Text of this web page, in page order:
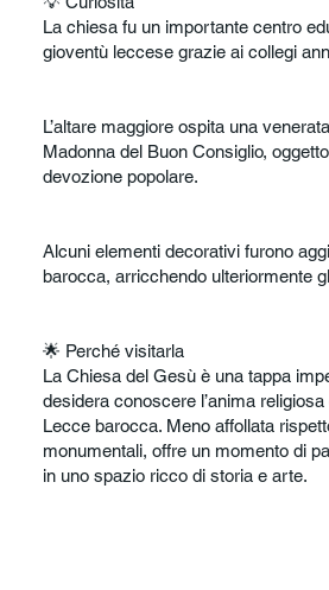
La chiesa fu un importante centro
gioventù leccese grazie ai collegi
L’altare maggiore ospita una
Madonna del Buon Consiglio,
devozione popolare.
Alcuni elementi decorativi furono
barocca, arricchendo ulteriormente
🌟 Perché visitarla
La Chiesa del Gesù è una tappa
desidera conoscere l’anima
Lecce barocca. Meno affollata
monumentali, offre un momento di
in uno spazio ricco di storia e arte.